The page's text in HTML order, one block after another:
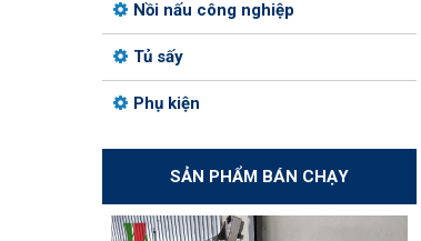
Nồi nấu công nghiệp
Tủ sấy
Phụ kiện
SẢN PHẨM BÁN CHẠY